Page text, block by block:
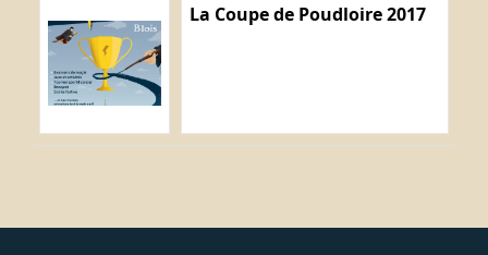
La Coupe de Poudloire 2017